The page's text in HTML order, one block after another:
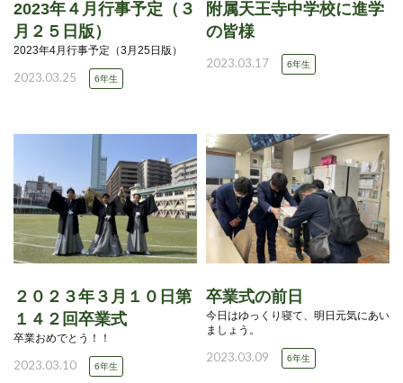
2023年４月行事予定（３
月２５日版）
2023年4月行事予定（3月25日版）
2023.03.25 6年生
附属天王寺中学校に進学
の皆様
2023.03.17 6年生
２０２３年３月１０日第
１４２回卒業式
卒業おめでとう！！
2023.03.10 6年生
卒業式の前日
今日はゆっくり寝て、明日元気にあい
ましょう。
2023.03.09 6年生